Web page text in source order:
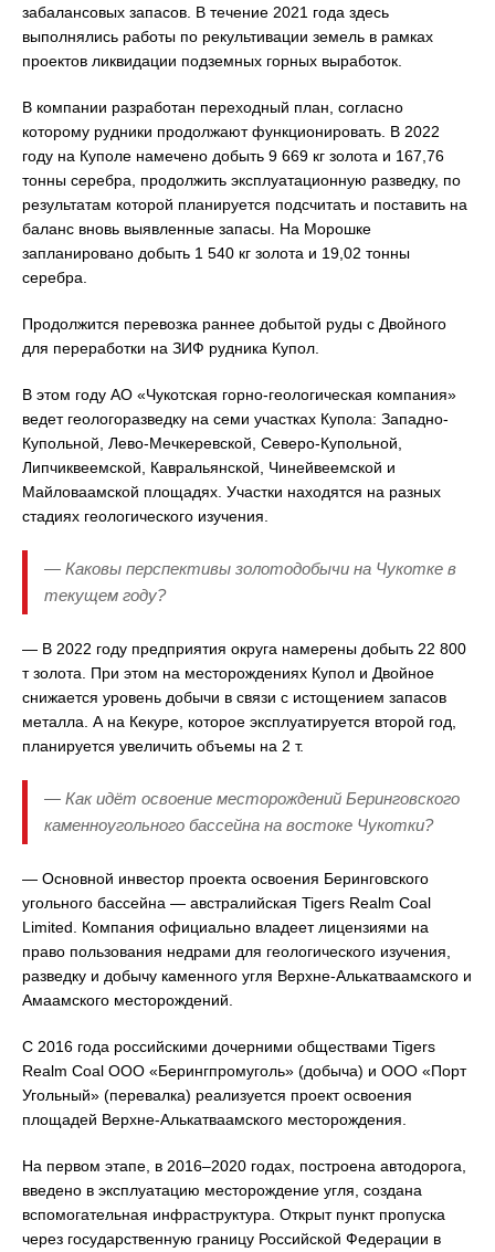
забалансовых запасов. В течение 2021 года здесь
выполнялись работы по рекультивации земель в рамках
проектов ликвидации подземных горных выработок.
В компании разработан переходный план, согласно
которому рудники продолжают функционировать. В 2022
году на Куполе намечено добыть 9 669 кг золота и 167,76
тонны серебра, продолжить эксплуатационную разведку, по
результатам которой планируется подсчитать и поставить на
баланс вновь выявленные запасы. На Морошке
запланировано добыть 1 540 кг золота и 19,02 тонны
серебра.
Продолжится перевозка раннее добытой руды с Двойного
для переработки на ЗИФ рудника Купол.
В этом году АО «Чукотская горно-геологическая компания»
ведет геологоразведку на семи участках Купола: Западно-
Купольной, Лево-Мечкеревской, Северо-Купольной,
Липчиквеемской, Кавральянской, Чинейвеемской и
Майловаамской площадях. Участки находятся на разных
стадиях геологического изучения.
— Каковы перспективы золотодобычи на Чукотке в
текущем году?
— В 2022 году предприятия округа намерены добыть 22 800
т золота. При этом на месторождениях Купол и Двойное
снижается уровень добычи в связи с истощением запасов
металла. А на Кекуре, которое эксплуатируется второй год,
планируется увеличить объемы на 2 т.
— Как идёт освоение месторождений Беринговского
каменноугольного бассейна на востоке Чукотки?
— Основной инвестор проекта освоения Беринговского
угольного бассейна — австралийская Tigers Realm Coal
Limited. Компания официально владеет лицензиями на
право пользования недрами для геологического изучения,
разведку и добычу каменного угля Верхне-Алькатваамского и
Амаамского месторождений.
С 2016 года российскими дочерними обществами Tigers
Realm Coal ООО «Берингпромуголь» (добыча) и ООО «Порт
Угольный» (перевалка) реализуется проект освоения
площадей Верхне-Алькатваамского месторождения.
На первом этапе, в 2016–2020 годах, построена автодорога,
введено в эксплуатацию месторождение угля, создана
вспомогательная инфраструктура. Открыт пункт пропуска
через государственную границу Российской Федерации в